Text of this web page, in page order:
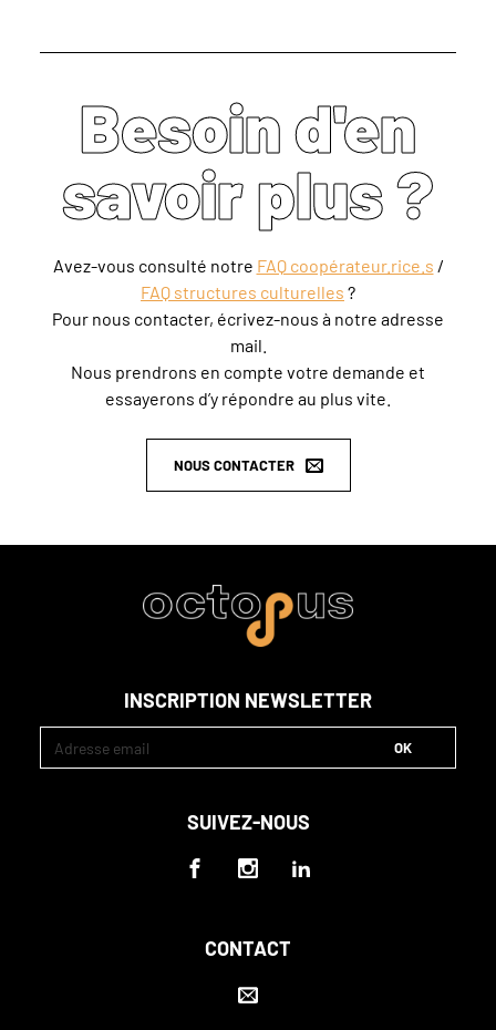
Besoin d'en
savoir plus ?
Avez-vous consulté notre FAQ coopérateur.rice.s /
FAQ structures culturelles ?
Pour nous contacter, écrivez-nous à notre adresse
mail.
Nous prendrons en compte votre demande et
essayerons d’y répondre au plus vite.
NOUS CONTACTER
INSCRIPTION NEWSLETTER
SUIVEZ-NOUS
CONTACT